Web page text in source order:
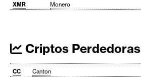
XMR
Monero
Criptos Perdedoras
CC Canton